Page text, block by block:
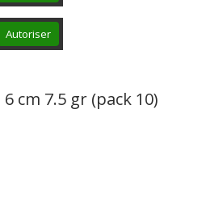
Autoriser
cm 7.5 gr (pack 10)